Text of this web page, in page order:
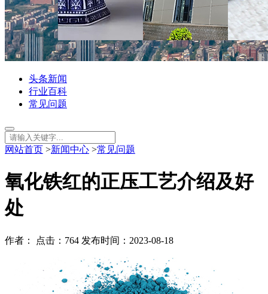
头条新闻
行业百科
常见问题
网站首页 >新闻中心 >常见问题
氧化铁红的正压工艺介绍及好
处
作者： 点击：764 发布时间：2023-08-18